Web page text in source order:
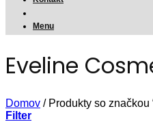
Menu
Eveline
Domov /Produkty so značkou
Filter